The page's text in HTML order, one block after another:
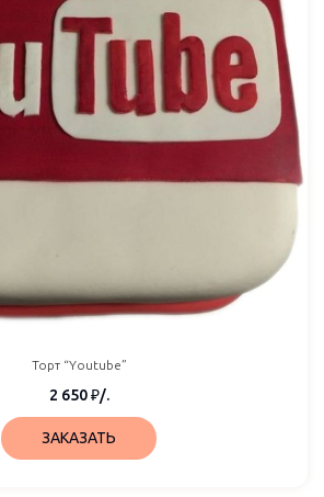
Торт “Youtube”
2 650₽/.
ЗАКАЗАТЬ